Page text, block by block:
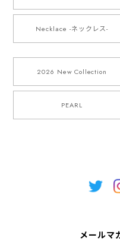
Necklace -ネックレス-
2026 New Collection
PEARL
メールマ